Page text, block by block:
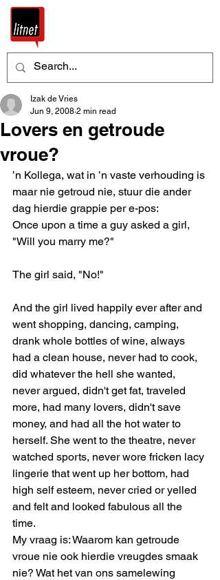
Lovers en getroude
vroue?
Izak de Vries
Jun 9, 2008 2 min read
’n Kollega, wat in ’n vaste verhouding is
maar nie getroud nie, stuur die ander
dag hierdie grappie per e-pos:
Once upon a time a guy asked a girl,
"Will you marry me?"
The girl said, "No!"
And the girl lived happily ever after and
went shopping, dancing, camping,
drank whole bottles of wine, always
had a clean house, never had to cook,
did whatever the hell she wanted,
never argued, didn't get fat, traveled
more, had many lovers, didn't save
money, and had all the hot water to
herself. She went to the theatre, never
watched sports, never wore fricken lacy
lingerie that went up her bottom, had
high self esteem, never cried or yelled
and felt and looked fabulous all the
time.
My vraag is: Waarom kan getroude
vroue nie ook hierdie vreugdes smaak
nie? Wat het van ons samelewing